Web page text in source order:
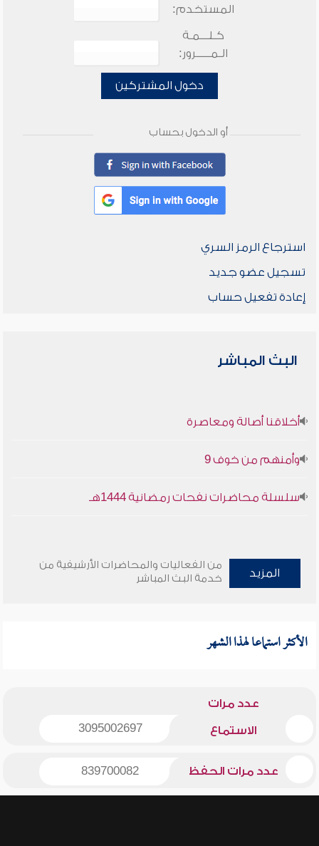
المستخدم:
كـلـــمـة
الـمـــــرور:
دخول المشتركين
أو الدخول بحساب
استرجاع الرمز السري
تسجيل عضو جديد
إعادة تفعيل حساب
البث المباشر
أخلاقنا أصالة ومعاصرة
وأمنهم من خوف 9
سلسلة محاضرات نفحات رمضانية 1444هـ
المزيد
من الفعاليات والمحاضرات الأرشيفية من
خدمة البث المباشر
الأكثر استماعا لهذا الشهر
عدد مرات
الاستماع 3095002697
عدد مرات الحفظ 839700082